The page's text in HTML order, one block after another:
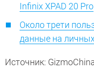
Infinix XPAD 20 Pro
Около трети
данные на
Источник: